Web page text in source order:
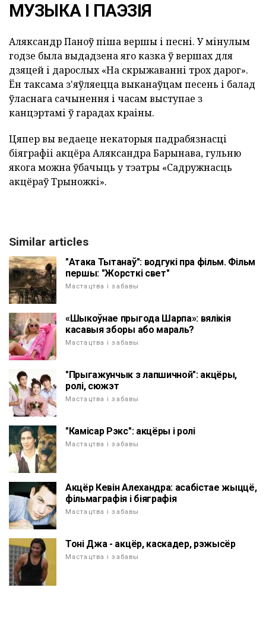
МУЗЫКА І ПАЭЗІЯ
Аляксандр Паноў піша вершы і песні. У мінулым
годзе была выдадзена яго казка ў вершах для
дзяцей і дарослых «На скрыжаванні трох дарог».
Ён таксама з'яўляецца выканаўцам песень і балад
ўласнага сачынення і часам выступае з
канцэртамі ў гарадах краіны.
Цяпер вы ведаеце некаторыя падрабязнасці
біяграфіі акцёра Аляксандра Барынава, гульню
якога можна ўбачыць у тэатры «Садружнасць
акцёраў Трыножкі».
Similar articles
"Атака Тытанаў": водгукі пра фільм. Фільм
першы: "Жорсткі свет"
Мастацтва і забавы
«Шыкоўнае прыгода Шарпа»: вялікія
касавыя зборы або мараль?
Мастацтва і забавы
"Прыгажунчык з лапшичной": акцёры,
ролі, сюжэт
Мастацтва і забавы
"Камісар Рэкс": акцёры і ролі
Мастацтва і забавы
Акцёр Кевін Алехандра: асабістае жыццё,
фільмаграфія і біяграфія
Мастацтва і забавы
Тоні Джа - акцёр, каскадер, рэжысёр
Мастацтва і забавы